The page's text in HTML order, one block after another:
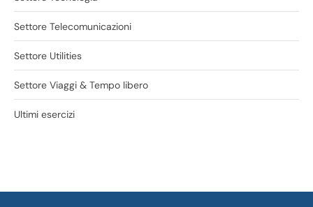
Settore Telecomunicazioni
Settore Utilities
Settore Viaggi & Tempo libero
Ultimi esercizi